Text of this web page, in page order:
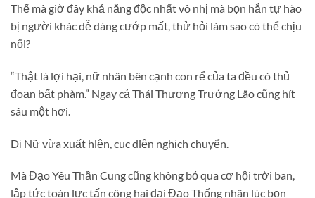
Thế mà giờ đây khả năng độc nhất vô nhị mà bọn hắn tự hào
bị người khác dễ dàng cướp mất, thử hỏi làm sao có thể chịu
nổi?
“Thật là lợi hại, nữ nhân bên cạnh con rể của ta đều có thủ
đoạn bất phàm.” Ngay cả Thái Thượng Trưởng Lão cũng hít
sâu một hơi.
Dị Nữ vừa xuất hiện, cục diện nghịch chuyển.
Mà Đạo Yêu Thần Cung cũng không bỏ qua cơ hội trời ban,
lập tức toàn lực tấn công hai đại Đạo Thống nhân lúc bọn